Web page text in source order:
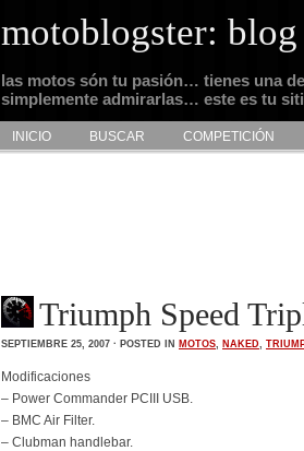
motoblogster: blog
las motos són tu pasión… tienes una
simplemente admirarlas… este es tu
INICIO BUSCAR COMPETICIÓN
Triumph Speed
SEPTIEMBRE 25, 2007 · POSTED IN MOTOS, NAKED,
Modificaciones
– Power Commander PCIII USB.
– BMC Air Filter.
– Clubman handlebar.